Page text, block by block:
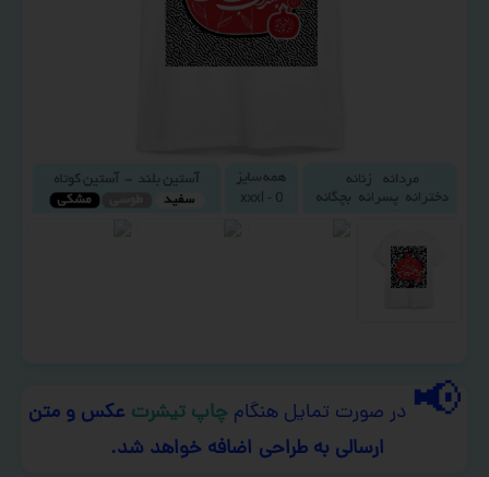
📢 در صورت تمایل هنگام چاپ تیشرت عکس و متن
ارسالی به طراحی اضافه خواهد شد.